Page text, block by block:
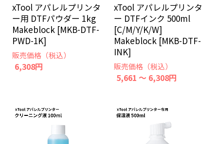
xTool アパレルプリンタ
ー用 DTFパウダー 1kg
Makeblock [MKB-DTF-
PWD-1K]
販売価格（税込）
6,308円
xTool アパレルプリンタ
ー DTFインク 500ml
[C/M/Y/K/W]
Makeblock [MKB-DTF-
INK]
販売価格（税込）
5,661 ～ 6,308円